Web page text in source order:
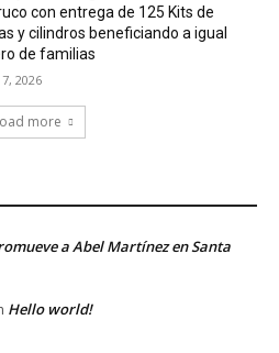
con entrega de 125 Kits de
y cilindros beneficiando a igual
de familias
2026
more
a Abel Martínez en Santa
Hello world!